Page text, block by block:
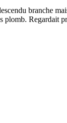
branche
Regardait